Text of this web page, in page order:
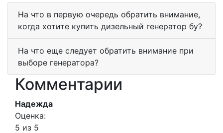
На что в первую очередь обратить внимание,
когда хотите купить дизельный генератор бу?
На что еще следует обратить внимание при
выборе генератора?
Комментарии
Надежда
Оценка:
5 из 5